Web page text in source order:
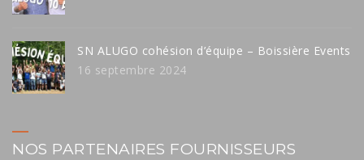
SN ALUGO cohésion d’équipe – Boissière Events
16 septembre 2024
NOS PARTENAIRES FOURNISSEURS